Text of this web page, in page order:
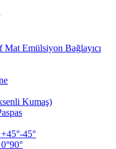
Mat Emülsiyon Bağlayıcı
Kumaş)
45°